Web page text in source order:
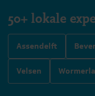
50+ lokale
Assendelft
Velsen